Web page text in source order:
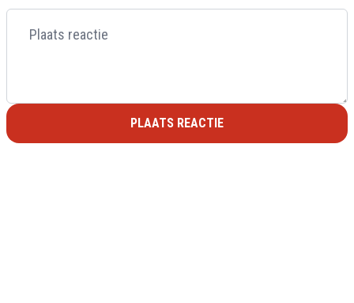
PLAATS REACTIE